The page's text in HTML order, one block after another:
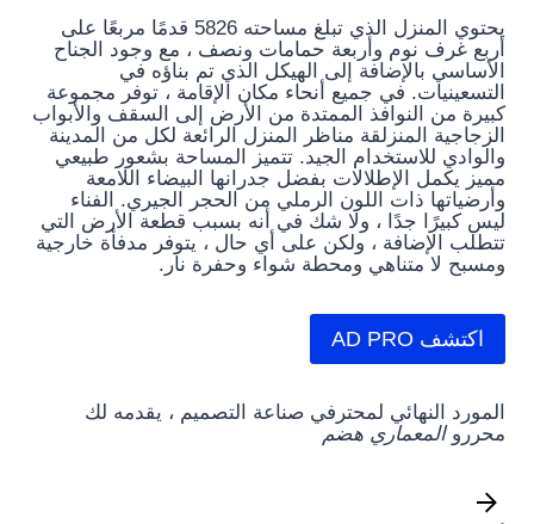
يحتوي المنزل الذي تبلغ مساحته 5826 قدمًا مربعًا على
أربع غرف نوم وأربعة حمامات ونصف ، مع وجود الجناح
الأساسي بالإضافة إلى الهيكل الذي تم بناؤه في
التسعينيات. في جميع أنحاء مكان الإقامة ، توفر مجموعة
كبيرة من النوافذ الممتدة من الأرض إلى السقف والأبواب
الزجاجية المنزلقة مناظر المنزل الرائعة لكل من المدينة
والوادي للاستخدام الجيد. تتميز المساحة بشعور طبيعي
مميز يكمل الإطلالات بفضل جدرانها البيضاء اللامعة
وأرضياتها ذات اللون الرملي من الحجر الجيري. الفناء
ليس كبيرًا جدًا ، ولا شك في أنه بسبب قطعة الأرض التي
تتطلب الإضافة ، ولكن على أي حال ، يتوفر مدفأة خارجية
ومسبح لا متناهي ومحطة شواء وحفرة نار.
اكتشف AD PRO
المورد النهائي لمحترفي صناعة التصميم ، يقدمه لك
محرروالمعماري هضم